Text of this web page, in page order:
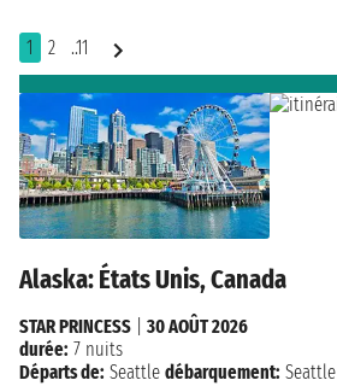
1 2 ..11
Alaska: États Unis, Canada
STAR PRINCESS
30 AOÛT 2026
durée: 7 nuits
Départs de: Seattle débarquement: Seattle